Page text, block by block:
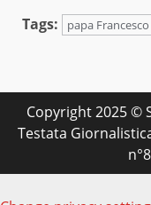
Tags: papa Francesco
Copyright 2025 ©
Testata